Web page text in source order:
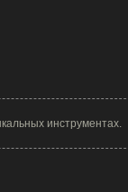
инструментах.